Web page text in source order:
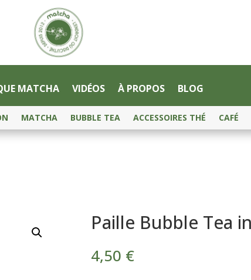
MATCHA VIDÉOS À PROPOS BLOG
MATCHA BUBBLE TEA ACCESSOIRES THÉ CAFÉ
Paille Bubble Tea
4,50 €